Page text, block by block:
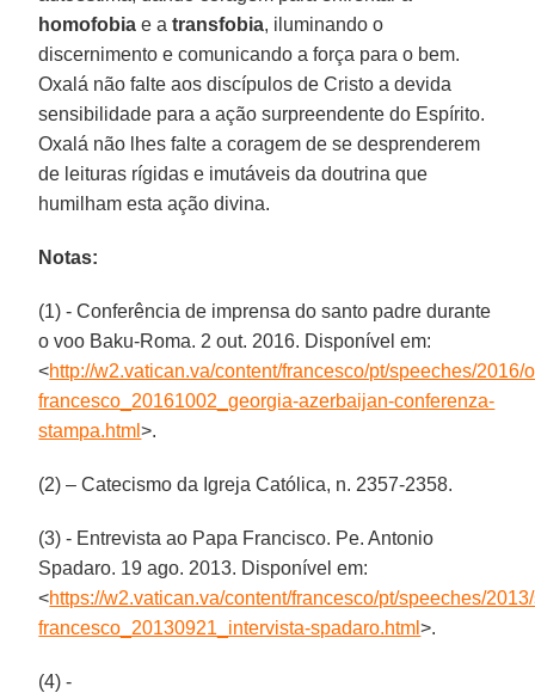
homofobiae a transfobia, iluminando o
discernimento e comunicando a força para o bem.
Oxalá não falte aos discípulos de Cristo a devida
sensibilidade para a ação surpreendente do Espírito.
Oxalá não lhes falte a coragem de se desprenderem
de leituras rígidas e imutáveis da doutrina que
humilham esta ação divina.
Notas:
(1) - Conferência de imprensa do santo padre durante
o voo Baku-Roma. 2 out. 2016. Disponível em:
<http://w2.vatican.va/content/francesco/pt/speeches/2016/
francesco_20161002_georgia-azerbaijan-conferenza-
stampa.html>.
(2) – Catecismo da Igreja Católica, n. 2357-2358.
(3) - Entrevista ao Papa Francisco. Pe. Antonio
Spadaro. 19 ago. 2013. Disponível em:
<https://w2.vatican.va/content/francesco/pt/speeches/
francesco_20130921_intervista-spadaro.html>.
(4) -